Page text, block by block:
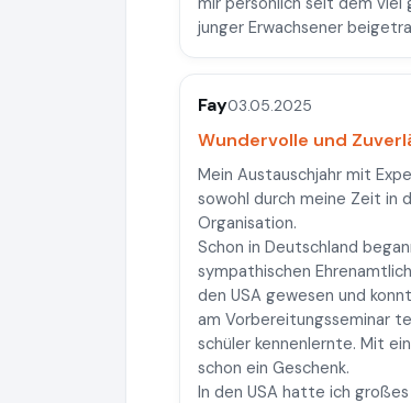
junger Erwachsener
Fay03.05.2025
Wundervolle und
Mein Austauschjahr mit
sowohl durch meine Zeit in
Organisation.
Schon in Deutschland
sympathischen
den USA gewesen und
am Vorbereitungsseminar
schüler kennenlernte. Mit
schon ein Geschenk.
In den USA hatte ich